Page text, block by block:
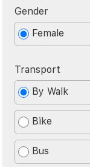
Gender
Female
Transport
By Walk
Bike
Bus